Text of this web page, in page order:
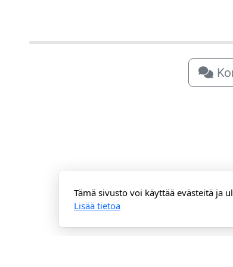
Tämä sivusto voi käyttää evästeitä ja
Lisää tietoa